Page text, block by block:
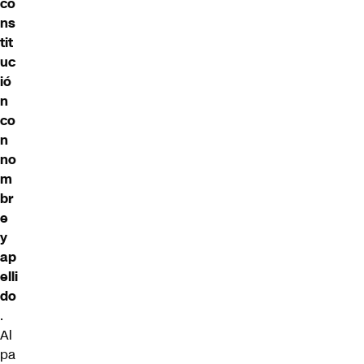
ns
tit
uc
ió
n
co
n
no
m
br
e
y
ap
elli
do
.
Al
pa